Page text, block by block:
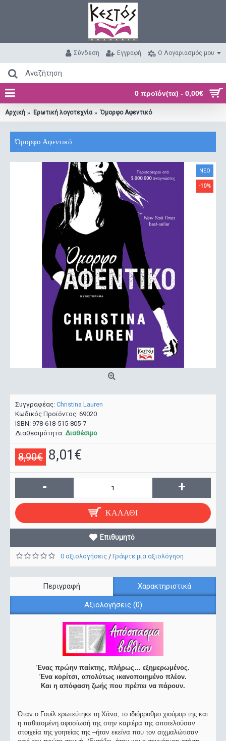
0 προϊόν(τα) - 0,00€
Σύνδεση Εγγραφή O Λογαριασμός μου
Αρχική Ερωτική λογοτεχνία Όμορφο Αφεντικό
Όμορφο Αφεντικό
ΝΕΟ
-10%
Συγγραφέας: Christina Lauren
Κωδικός Προϊόντος: 69020
ISBN: 978-618-515-805-7
Διαθεσιμότητα: Διαθέσιμο
8,90€ 8,01€
- +
ΚΑΛΆΘΙ
Επιθυμητό
0 αξιολογήσεις / Γράψτε μια αξιολόγηση
Περιγραφή Χαρακτηριστικά
Αξιολογήσεις (0)
Ένας πρώην παίκτης, πλήρως… εξημερωμένος.
Ένα κορίτσι, απολύτως ικανοποιημένο πλέον.
Και η απόφαση ζωής που πρέπει να πάρουν.
Όταν ο Γουίλ ερωτεύτηκε τη Χάνα, το ιδιόρρυθμο χιούμορ της και
η παθιασμένη αφοσίωσή της στην καριέρα της αποτελούσαν
στοιχεία της γοητείας της –ήταν εκείνα που τον αιχμαλώτισαν